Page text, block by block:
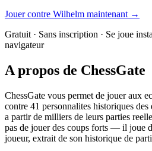
Jouer contre Wilhelm maintenant →
Gratuit · Sans inscription · Se joue
navigateur
A propos de ChessGate
ChessGate vous permet de jouer aux
contre 41 personnalites historiques des
a partir de milliers de leurs parties
pas de jouer des coups forts — il joue
joueur, extrait de son historique de